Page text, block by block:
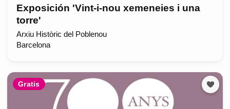
Exposición 'Vint-i-nou xemeneies i una
torre'
Arxiu Històric del Poblenou
Barcelona
Gratis